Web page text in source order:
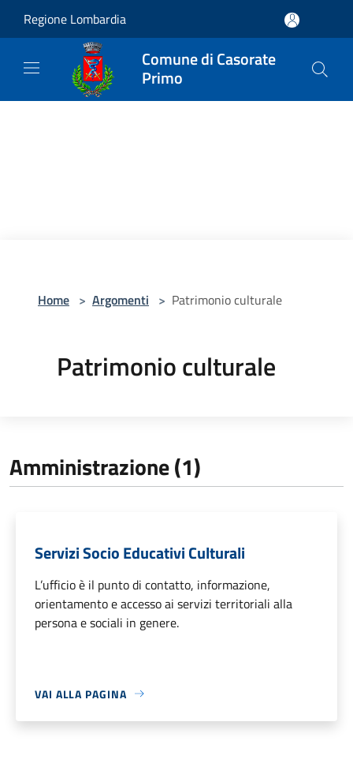
Regione Lombardia
Comune di Casorate
Primo
Home > Argomenti > Patrimonio culturale
Patrimonio culturale
Amministrazione (1)
Servizi Socio Educativi Culturali
L’ufficio è il punto di contatto, informazione,
orientamento e accesso ai servizi territoriali alla
persona e sociali in genere.
VAI ALLA PAGINA